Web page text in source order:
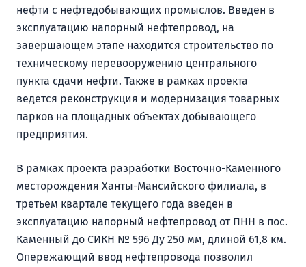
нефти с нефтедобывающих промыслов. Введен в
эксплуатацию напорный нефтепровод, на
завершающем этапе находится строительство по
техническому перевооружению центрального
пункта сдачи нефти. Также в рамках проекта
ведется реконструкция и модернизация товарных
парков на площадных объектах добывающего
предприятия.
В рамках проекта разработки Восточно-Каменного
месторождения Ханты-Мансийского филиала, в
третьем квартале текущего года введен в
эксплуатацию напорный нефтепровод от ПНН в пос.
Каменный до СИКН № 596 Ду 250 мм, длиной 61,8 км.
Опережающий ввод нефтепровода позволил